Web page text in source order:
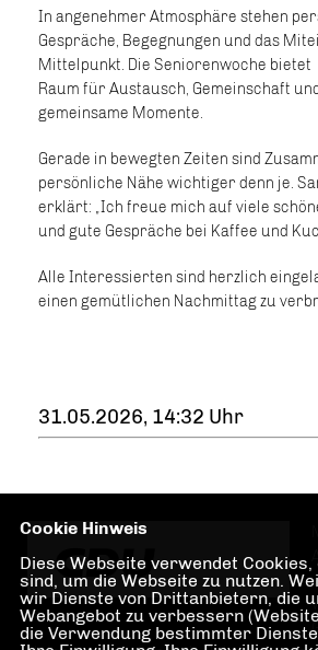
In angenehmer Atmosphäre stehen
Gespräche, Begegnungen und das
Mittelpunkt. Die Seniorenwoche bietet
Raum für Austausch, Gemeinschaft
gemeinsame Momente.
Gerade in bewegten Zeiten sind
persönliche Nähe wichtiger denn je.
erklärt: „Ich freue mich auf viele
und gute Gespräche bei Kaffee und
Alle Interessierten sind herzlich
einen gemütlichen Nachmittag zu
31.05.2026, 14:32 Uhr
Cookie Hinweis
Diese Webseite verwendet
sind, um die Webseite zu nutzen.
wir Dienste von Drittanbietern, die
Webangebot zu verbessern
die Verwendung bestimmter